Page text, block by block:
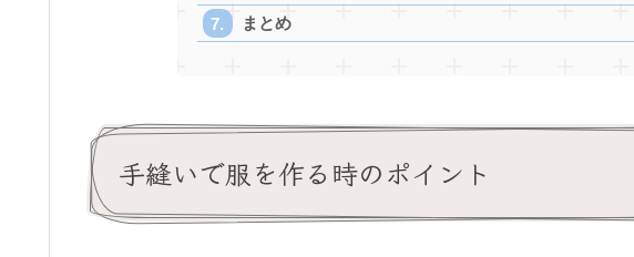
まとめ
手縫いで服を作る時のポイント